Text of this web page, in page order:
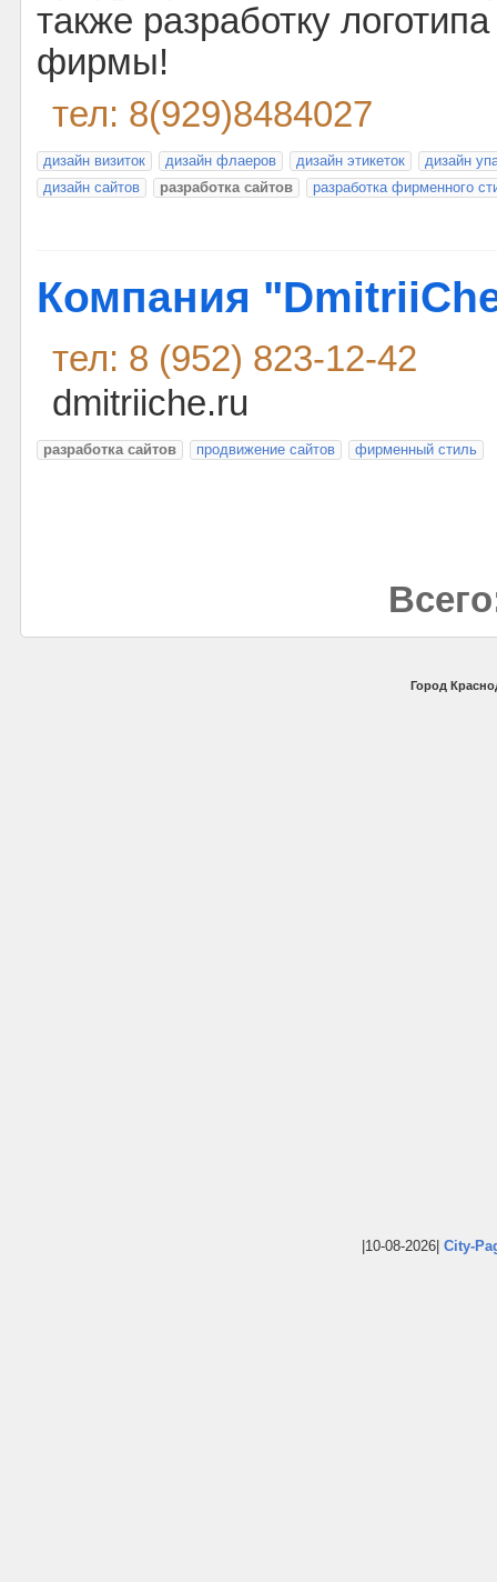
также разработку
фирмы!
тел: 8(929)8484027
дизайн визиток дизайн флаеров дизайн этикеток
дизайн
дизайн сайтов
разработка сайтов разработка фирменного
Компания
тел: 8 (952) 823-12-42
dmitriiche.ru
разработка сайтов продвижение сайтов фирменный стиль
Город
|10-08-2026| City-